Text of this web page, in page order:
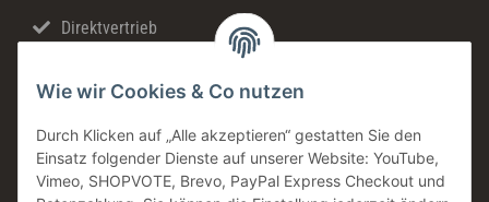
Wie wir Cookies & Co nutzen
Durch Klicken auf „Alle akzeptieren“ gestatten Sie den
Einsatz folgender Dienste auf unserer Website: YouTube,
Vimeo, SHOPVOTE, Brevo, PayPal Express Checkout und
Direktvertrieb
Made in Germany
Familienunternehmen
Zahntechnische Beratung